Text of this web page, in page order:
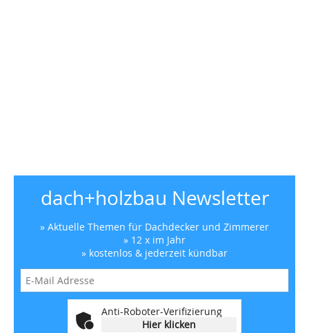
dach+holzbau Newsletter
» Aktuelle Themen für Dachdecker und Zimmerer
» 12 x im Jahr
» kostenlos & jederzeit kündbar
Anti-Roboter-Verifizierung
Hier klicken